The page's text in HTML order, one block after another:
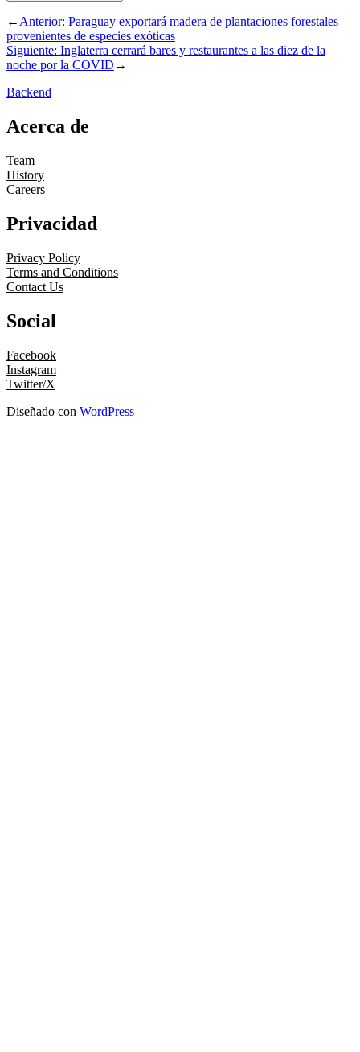
←Anterior: Paraguay exportará madera de plantaciones forestales
provenientes de especies exóticas
Siguiente: Inglaterra cerrará bares y restaurantes a las diez de la
noche por la COVID →
Backend
Acerca de
Team
History
Careers
Privacidad
Privacy Policy
Terms and Conditions
Contact Us
Social
Facebook
Instagram
Twitter/X
Diseñado con WordPress